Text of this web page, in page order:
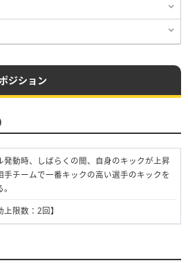
ジション
発動時、しばらくの間、自身のキックが上昇
手チームで一番キックの高い選手のキックを
上限数：2回】